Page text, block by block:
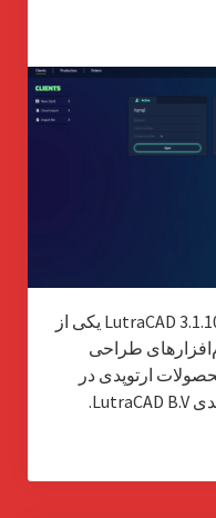
معرفی نرم‌افزار LutraCAD 3.1.10 LutraCAD یکی از
طراحی
ارتوپدی در
جهان است که توسط شرکت هلندی LutraCAD B.V.